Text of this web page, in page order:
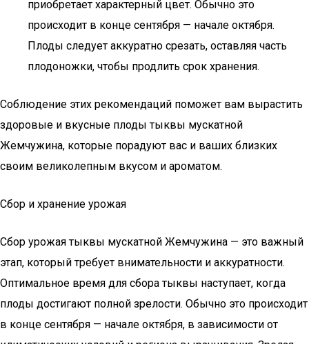
приобретает характерный цвет. Обычно это
происходит в конце сентября — начале октября.
Плоды следует аккуратно срезать, оставляя часть
плодоножки, чтобы продлить срок хранения.
Соблюдение этих рекомендаций поможет вам вырастить
здоровые и вкусные плоды тыквы мускатной
Жемчужина, которые порадуют вас и ваших близких
своим великолепным вкусом и ароматом.
Сбор и хранение урожая
Сбор урожая тыквы мускатной Жемчужина — это важный
этап, который требует внимательности и аккуратности.
Оптимальное время для сбора тыквы наступает, когда
плоды достигают полной зрелости. Обычно это происходит
в конце сентября — начале октября, в зависимости от